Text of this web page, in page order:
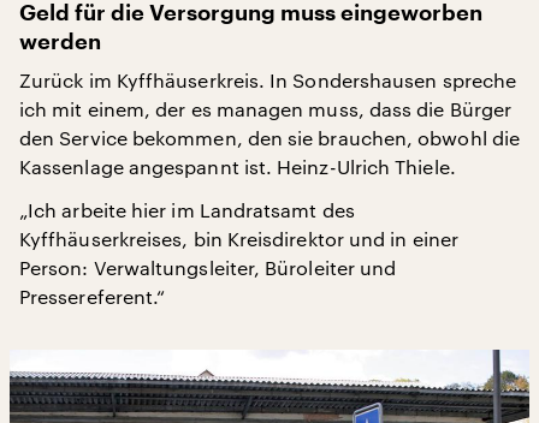
Geld für die Versorgung muss eingeworben
werden
Zurück im Kyffhäuserkreis. In Sondershausen spreche
ich mit einem, der es managen muss, dass die Bürger
den Service bekommen, den sie brauchen, obwohl die
Kassenlage angespannt ist. Heinz-Ulrich Thiele.
„Ich arbeite hier im Landratsamt des
Kyffhäuserkreises, bin Kreisdirektor und in einer
Person: Verwaltungsleiter, Büroleiter und
Pressereferent.“